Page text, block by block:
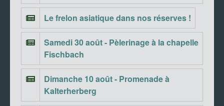
Le frelon asiatique dans nos réserves !
Samedi 30 août - Pèlerinage à la chapelle
Fischbach
Dimanche 10 août - Promenade à
Kalterherberg